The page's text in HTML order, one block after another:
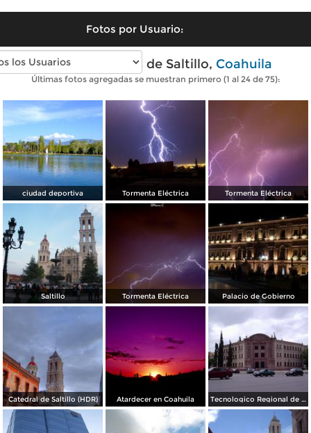
Fotos por Usuario:
Fotos modernas de Saltillo, Coahuila
Últimas fotos agregadas se muestran primero (1 al 24 de 75):
ciudad deportiva Tormenta Eléctrica Tormenta Eléctrica
Saltillo Tormenta Eléctrica Palacio de Gobierno
Catedral de Saltillo (HDR) Atardecer en Coahuila Tecnologico Regional de Saltillo